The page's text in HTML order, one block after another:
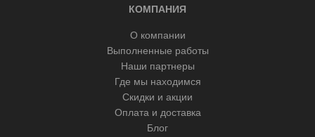
КОМПАНИЯ
О компании
Выполненные работы
Наши партнеры
Где мы находимся
Скидки и акции
Оплата и доставка
Блог